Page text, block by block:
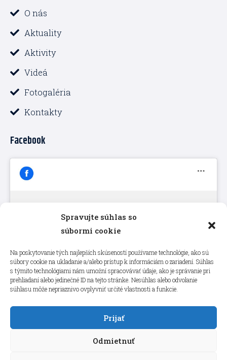
Spravujte súhlas so
súbormi cookie
Na poskytovanie tých najlepších skúseností používame technológie, ako sú
súbory cookie na ukladanie a/alebo prístup k informáciám o zariadení. Súhlas
s týmito technológiami nám umožní spracovávať údaje, ako je správanie pri
prehliadaní alebo jedinečné ID na tejto stránke. Nesúhlas alebo odvolanie
súhlasu môže nepriaznivo ovplyvniť určité vlastnosti a funkcie.
Prijať
Odmietnuť
o
k
f
e
O nás
Aktuality
Aktivity
Videá
Fotogaléria
Kontakty
Facebook
Kliknutím prijmete súbory cookie